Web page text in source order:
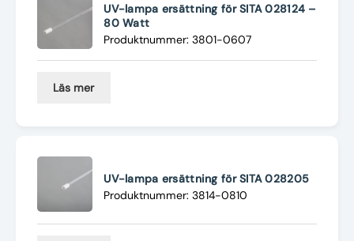
UV-lampa ersättning för SITA 028124 –
80 Watt
Produktnummer: 3801-0607
Läs mer
UV-lampa ersättning för SITA 028205
Produktnummer: 3814-0810